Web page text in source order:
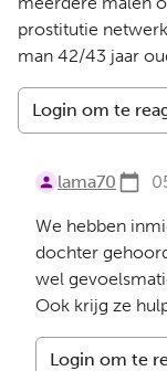
prostitutie
man 42/43 jaar
Login om te
lama70
We hebben
dochter
wel
Ook krijg ze
Login om te